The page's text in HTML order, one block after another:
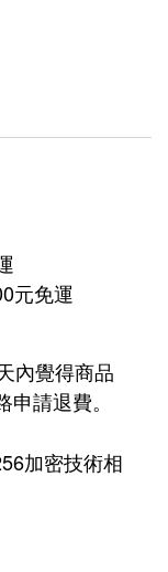
元免運
內覺得商品
請退費。
加密技術相